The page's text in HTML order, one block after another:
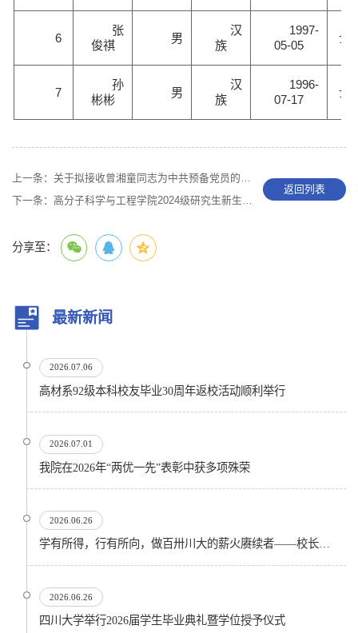
6
张
俊祺
男
汉
族
1997-
05-05
士
7
孙
彬彬
男
汉
族
1996-
07-17
士
上一条： 关于拟接收曾湘童同志为中共预备党员的公示
下一条： 高分子科学与工程学院2024级研究生新生团员组织关系转入安排
返回列表
分享至：
最新新闻
2026.07.06
高材系92级本科校友毕业30周年返校活动顺利举行
2026.07.01
我院在2026年“两优一先”表彰中获多项殊荣
2026.06.26
学有所得，行有所向，做百卅川大的薪火赓续者——校长汪劲松在四川大学2026届学生毕业典礼上的...
2026.06.26
四川大学举行2026届学生毕业典礼暨学位授予仪式